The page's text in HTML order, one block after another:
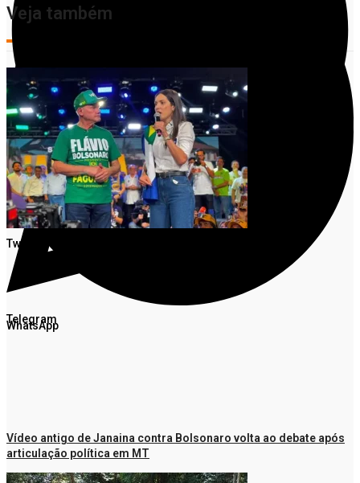
Facebook
Twitter
WhatsApp
Telegram
Veja também
Vídeo antigo de Janaina contra Bolsonaro volta ao debate após
articulação política em MT